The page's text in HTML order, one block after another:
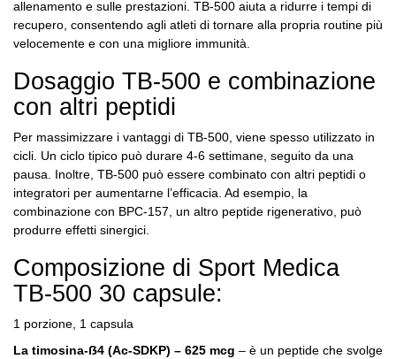
allenamento e sulle prestazioni. TB-500 aiuta a ridurre i tempi di
recupero, consentendo agli atleti di tornare alla propria routine più
velocemente e con una migliore immunità.
Dosaggio TB-500 e combinazione
con altri peptidi
Per massimizzare i vantaggi di TB-500, viene spesso utilizzato in
cicli. Un ciclo tipico può durare 4-6 settimane, seguito da una
pausa. Inoltre, TB-500 può essere combinato con altri peptidi o
integratori per aumentarne l’efficacia. Ad esempio, la
combinazione con BPC-157, un altro peptide rigenerativo, può
produrre effetti sinergici.
Composizione di Sport Medica
TB-500 30 capsule:
1 porzione, 1 capsula
La timosina-ẞ4 (Ac-SDKP) – 625 mcg – è un peptide che svolge